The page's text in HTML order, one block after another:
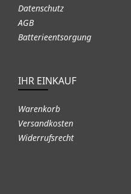
Datenschutz
AGB
Batterieentsorgung
IHR EINKAUF
Warenkorb
Versandkosten
Widerrufsrecht